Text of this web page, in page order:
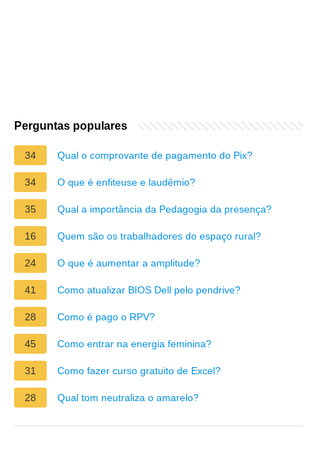
Perguntas populares
34 Qual o comprovante de pagamento do Pix?
34 O que é enfiteuse e laudêmio?
35 Qual a importância da Pedagogia da presença?
16 Quem são os trabalhadores do espaço rural?
24 O que é aumentar a amplitude?
41 Como atualizar BIOS Dell pelo pendrive?
28 Como é pago o RPV?
45 Como entrar na energia feminina?
31 Como fazer curso gratuito de Excel?
28 Qual tom neutraliza o amarelo?